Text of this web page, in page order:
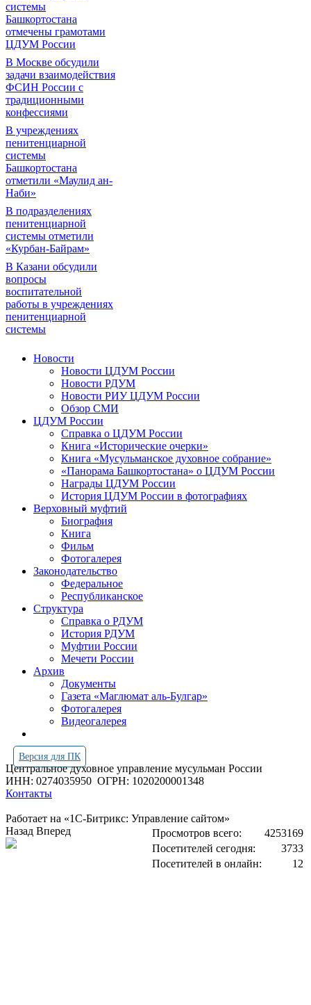
системы
Башкортостана
отмечены грамотами
ЦДУМ России
В Москве обсудили
задачи взаимодействия
ФСИН России с
традиционными
конфессиями
В учреждениях
пенитенциарной
системы
Башкортостана
отметили «Маулид ан-
Наби»
В подразделениях
пенитенциарной
системы отметили
«Курбан-Байрам»
В Казани обсудили
вопросы
воспитательной
работы в учреждениях
пенитенциарной
системы
Новости
Новости ЦДУМ России
Новости РДУМ
Новости РИУ ЦДУМ России
Обзор СМИ
ЦДУМ России
Справка о ЦДУМ России
Книга «Исторические очерки»
Книга «Мусульманское духовное собрание»
«Панорама Башкортостана» о ЦДУМ России
Награды ЦДУМ России
История ЦДУМ России в фотографиях
Верховный муфтий
Биография
Книга
Фильм
Фотогалерея
Законодательство
Федеральное
Республиканское
Структура
Справка о РДУМ
История РДУМ
Муфтии России
Мечети России
Архив
Документы
Газета «Маглюмат аль-Булгар»
Фотогалерея
Видеогалерея
Версия для ПК
Центральное духовное управление мусульман России
ИНН: 0274035950 ОГРН: 1020200001348
Контакты
Работает на «1С-Битрикс: Управление сайтом»
Просмотров всего:
4253169
Посетителей сегодня:
3733
Посетителей в онлайн:
12
Назад Вперед